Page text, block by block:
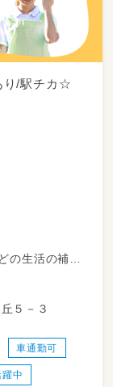
り/駅チカ☆
の生活の補助
５－３
車通勤可
躍中